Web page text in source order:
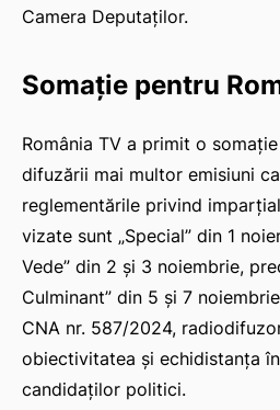
Camera Deputaților.
Somație pentru
România TV a primit o
difuzării mai multor emisiuni
reglementările privind
vizate sunt „Special” din 1
Vede” din 2 și 3 noiembrie,
Culminant” din 5 și 7
CNA nr. 587/2024,
obiectivitatea și echidistanța
candidaților politici.